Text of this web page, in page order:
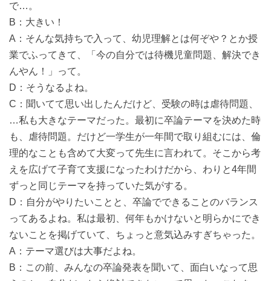
で…。
B：大きい！
A：そんな気持ちで入って、幼児理解とは何ぞや？とか授
業でふってきて、「今の自分では待機児童問題、解決でき
んやん！」って。
D：そうなるよね。
C：聞いてて思い出したんだけど、受験の時は虐待問題、
…私も大きなテーマだった。最初に卒論テーマを決めた時
も、虐待問題。だけど一学生が一年間で取り組むには、倫
理的なことも含めて大変って先生に言われて。そこから考
えを広げて子育て支援になったわけだから、わりと4年間
ずっと同じテーマを持っていた気がする。
D：自分がやりたいことと、卒論でできることのバランス
ってあるよね。私は最初、何年もかけないと明らかにでき
ないことを掲げていて、ちょっと意気込みすぎちゃった。
A：テーマ選びは大事だよね。
B：この前、みんなの卒論発表を聞いて、面白いなって思